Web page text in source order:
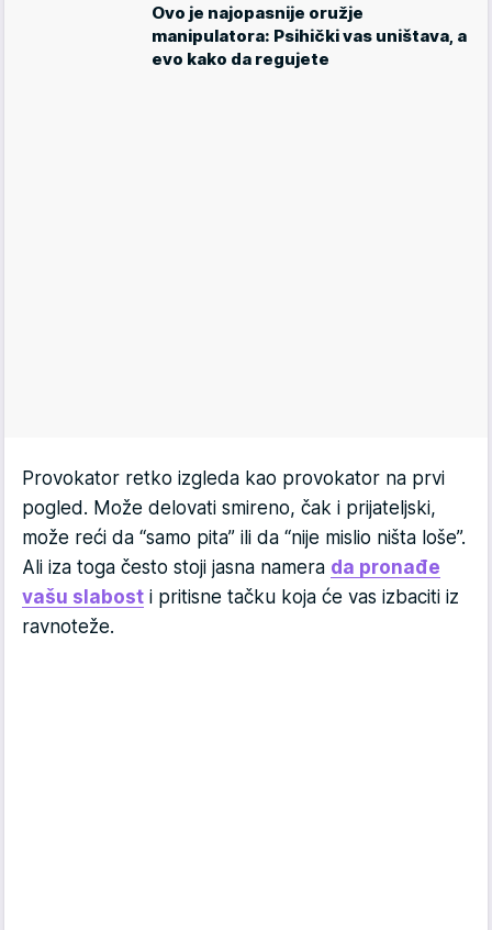
Ovo je najopasnije oružje
manipulatora: Psihički vas uništava, a
evo kako da regujete
Provokator retko izgleda kao provokator na prvi
pogled. Može delovati smireno, čak i prijateljski,
može reći da “samo pita” ili da “nije mislio ništa loše”.
Ali iza toga često stoji jasna namera da pronađe
vašu slabost i pritisne tačku koja će vas izbaciti iz
ravnoteže.